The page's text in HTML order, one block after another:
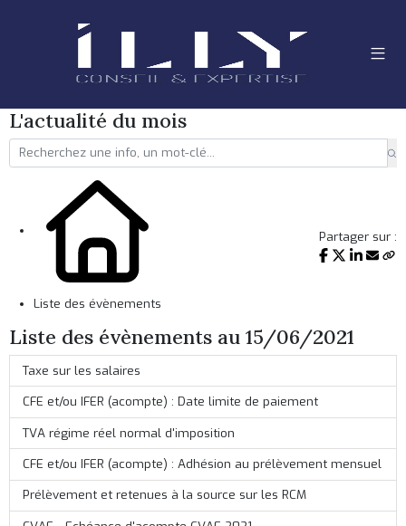
L'actualité du mois
Liste des évènements
Partager sur :
Liste des évènements au 15/06/2021
Taxe sur les salaires
CFE et/ou IFER (acompte) : Date limite de paiement
TVA régime réel normal d'imposition
CFE et/ou IFER (acompte) : Adhésion au prélèvement mensuel
Prélèvement et retenues à la source sur les RCM